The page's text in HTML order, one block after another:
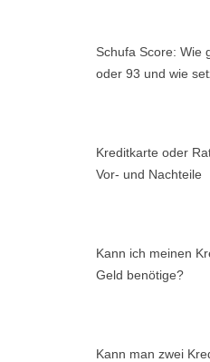
Schufa Score: Wie
oder 93 und wie
Kreditkarte oder
Vor- und Nachteile
Kann ich meinen
Geld benötige?
Kann man zwei